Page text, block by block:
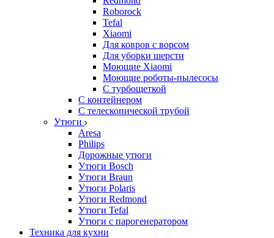
Roborock
Tefal
Xiaomi
Для ковров с ворсом
Для уборки шерсти
Моющие Xiaomi
Моющие роботы-пылесосы
С турбощеткой
С контейнером
С телескопической трубой
Утюги
Aresa
Philips
Дорожные утюги
Утюги Bosch
Утюги Braun
Утюги Polaris
Утюги Redmond
Утюги Tefal
Утюги с парогенератором
Техника для кухни